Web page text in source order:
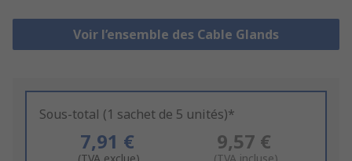
Voir l’ensemble des Cable Glands
Sous-total (1 sachet de 5 unités)*
7,91 € 9,57 €